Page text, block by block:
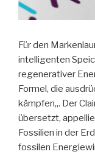
Für den
intelligenten
regenerativer
Formel, die
kämpfen„. Der
übersetzt,
Fossilien in der
fossilen